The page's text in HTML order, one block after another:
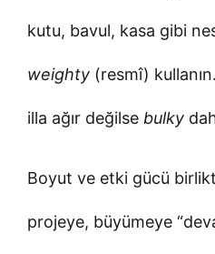
kutu, bavul, kasa gibi
weighty (resmî)
illa ağır değilse bulky
Boyut ve etki gücü
projeye, büyümeye